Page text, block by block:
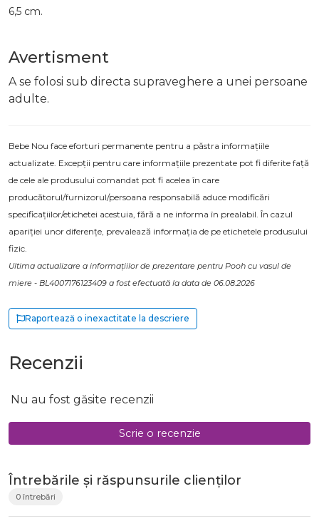
6,5 cm.
Avertisment
A se folosi sub directa supraveghere a unei persoane
adulte.
Bebe Nou face eforturi permanente pentru a păstra informațiile
actualizate. Excepții pentru care informațiile prezentate pot fi diferite față
de cele ale produsului comandat pot fi acelea în care
producătorul/furnizorul/persoana responsabilă aduce modificări
specificațiilor/etichetei acestuia, fără a ne informa în prealabil. În cazul
apariției unor diferențe, prevalează informația de pe etichetele produsului
fizic.
Ultima actualizare a informațiilor de prezentare pentru Pooh cu vasul de
miere - BL4007176123409 a fost efectuată la data de 06.08.2026
Raportează o inexactitate la descriere
Recenzii
Nu au fost găsite recenzii
Scrie o recenzie
Întrebările și răspunsurile clienților
0 întrebări